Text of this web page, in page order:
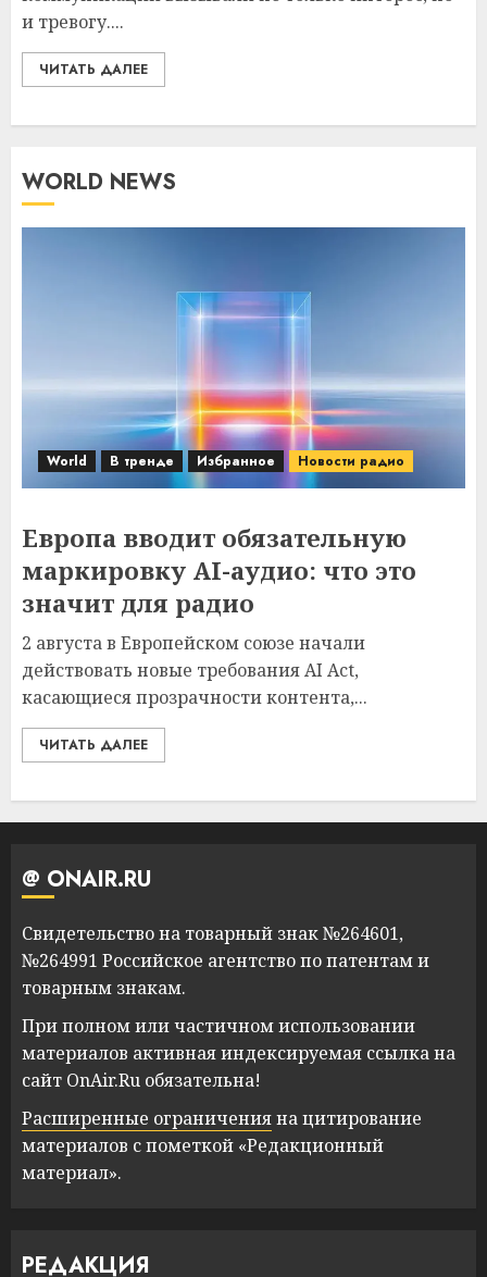
и тревогу....
ЧИТАТЬ ДАЛЕЕ
WORLD NEWS
World В тренде Избранное Новости радио
Европа вводит обязательную
маркировку AI-аудио: что это
значит для радио
2 августа в Европейском союзе начали
действовать новые требования AI Act,
касающиеся прозрачности контента,...
ЧИТАТЬ ДАЛЕЕ
@ ONAIR.RU
Свидетельство на товарный знак №264601,
№264991 Российское агентство по патентам и
товарным знакам.
При полном или частичном использовании
материалов активная индексируемая ссылка на
сайт OnAir.Ru обязательна!
Расширенные ограниченияна цитирование
материалов с пометкой «Редакционный
материал».
РЕДАКЦИЯ